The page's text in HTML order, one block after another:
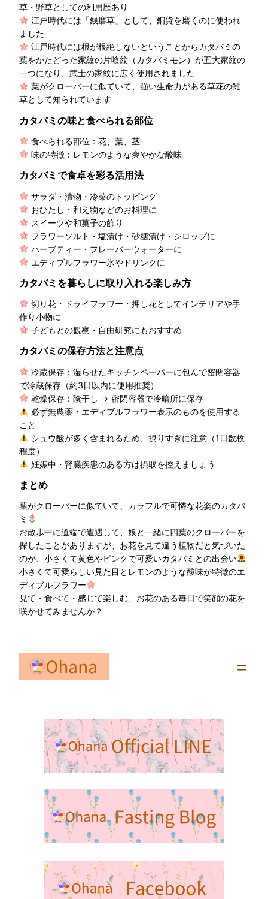
草・野草としての利用歴あり
江戸時代には「銭磨草」として、銅貨を磨くのに使われ
ました
江戸時代には根が根絶しないということからカタバミの
葉をかたどった家紋の片喰紋（カタバミモン）が五大家紋の
一つになり、武士の家紋に広く使用されました
葉がクローバーに似ていて、強い生命力がある草花の雑
草として知られています
カタバミの味と食べられる部位
食べられる部位：花、葉、茎
味の特徴：レモンのような爽やかな酸味
カタバミで食卓を彩る活用法
サラダ・漬物・冷菜のトッピング
おひたし・和え物などのお料理に
スイーツや和菓子の飾り
フラワーソルト・塩漬け・砂糖漬け・シロップに
ハーブティー・フレーバーウォーターに
エディブルフラワー氷やドリンクに
カタバミを暮らしに取り入れる楽しみ方
切り花・ドライフラワー・押し花としてインテリアや手
作り小物に
子どもとの観察・自由研究にもおすすめ
カタバミの保存方法と注意点
冷蔵保存：湿らせたキッチンペーパーに包んで密閉容器
で冷蔵保存（約3日以内に使用推奨）
乾燥保存：陰干し → 密閉容器で冷暗所に保存
必ず無農薬・エディブルフラワー表示のものを使用する
こと
シュウ酸が多く含まれるため、摂りすぎに注意（1日数枚
程度）
妊娠中・腎臓疾患のある方は摂取を控えましょう
まとめ
葉がクローバーに似ていて、カラフルで可憐な花姿のカタバ
ミ
お散歩中に道端で遭遇して、娘と一緒に四葉のクローバーを
探したことがありますが、お花を見て違う植物だと気づいた
のが、小さくて黄色やピンクで可愛いカタバミとの出会い
小さくて可愛らしい見た目とレモンのような酸味が特徴のエ
ディブルフラワー
見て・食べて・感じて楽しむ、お花のある毎日で笑顔の花を
咲かせてみませんか？